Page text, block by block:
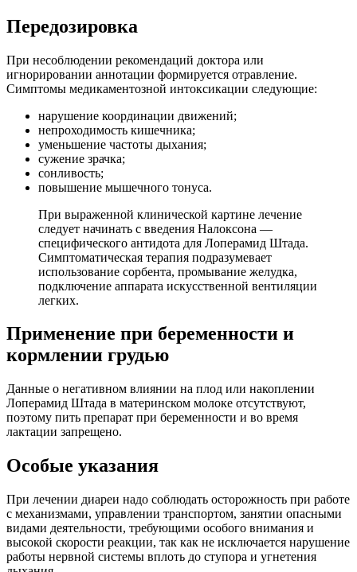
Передозировка
При несоблюдении рекомендаций доктора или
игнорировании аннотации формируется отравление.
Симптомы медикаментозной интоксикации следующие:
нарушение координации движений;
непроходимость кишечника;
уменьшение частоты дыхания;
сужение зрачка;
сонливость;
повышение мышечного тонуса.
При выраженной клинической картине лечение
следует начинать с введения Налоксона —
специфического антидота для Лоперамид Штада.
Симптоматическая терапия подразумевает
использование сорбента, промывание желудка,
подключение аппарата искусственной вентиляции
легких.
Применение при беременности и
кормлении грудью
Данные о негативном влиянии на плод или накоплении
Лоперамид Штада в материнском молоке отсутствуют,
поэтому пить препарат при беременности и во время
лактации запрещено.
Особые указания
При лечении диареи надо соблюдать осторожность при работе
с механизмами, управлении транспортом, занятии опасными
видами деятельности, требующими особого внимания и
высокой скорости реакции, так как не исключается нарушение
работы нервной системы вплоть до ступора и угнетения